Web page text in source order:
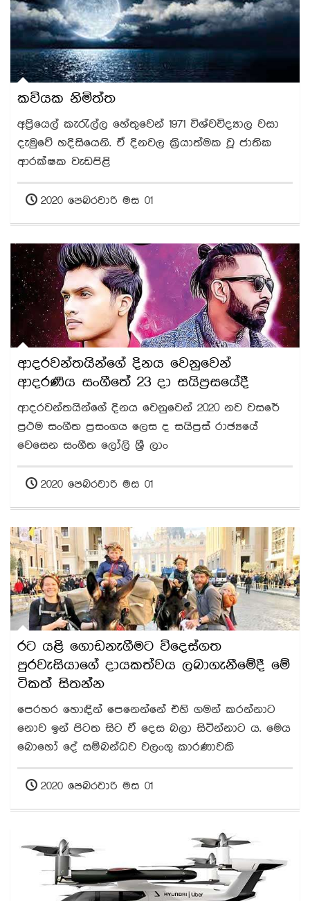
කවියක නිමිත්ත
අප්‍රියෙල් කැරැල්ල හේතුවෙන් 1971 විශ්වවිද්‍යාල වසා
දැමුවේ හදිසියෙනි. ඒ දිනවල ක්‍රියාත්මක වූ ජාතික
ආරක්ෂක වැඩපිළි
2020 පෙබරවාරි මස 01
ආදරවන්තයින්ගේ දිනය වෙනුවෙන්
ආදරණීය සංගීතේ 23 දා සයිප්‍රසයේදී
ආදරවන්තයින්ගේ දිනය වෙනුවෙන් 2020 නව වසරේ
ප්‍රථම සංගීත ප්‍රසංගය ලෙස ද සයිප්‍රස් රාඡ්‍යයේ
වෙසෙන සංගීත ලෝලි ශ්‍රී ලාං
2020 පෙබරවාරි මස 01
රට යළි ගොඩනැගීමට විදෙස්ගත
පුරවැසියාගේ දායකත්වය ලබාගැනීමේදී මේ
ටිකත් සිතන්න
පෙරහර හොඳින් පෙනෙන්නේ එහි ගමන් කරන්නාට
නොව ඉන් පිටත සිට ඒ දෙස බලා සිටින්නාට ය. මෙය
බොහෝ දේ සම්බන්ධව වලංගු කාරණාවකි
2020 පෙබරවාරි මස 01